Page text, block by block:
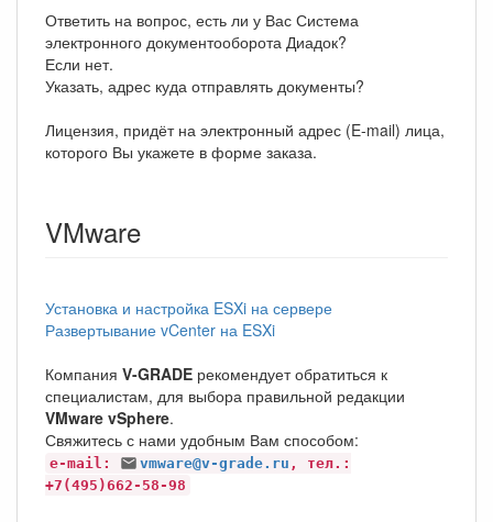
Ответить на вопрос, есть ли у Вас Система
электронного документооборота Диадок?
Если нет.
Указать, адрес куда отправлять документы?
Лицензия, придёт на электронный адрес (E-mail) лица,
которого Вы укажете в форме заказа.
VMware
Установка и настройка ESXi на сервере
Развертывание vCenter на ESXi
Компания V-GRADE рекомендует обратиться к
специалистам, для выбора правильной редакции
VMware vSphere.
Свяжитесь с нами удобным Вам способом:
e-mail: vmware@v-grade.ru , тел.:
+7(495)662-58-98